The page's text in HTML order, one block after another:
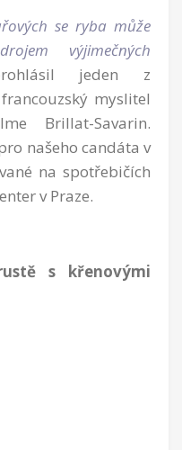
se ryba může
výjimečných
jeden z
myslitel
Brillat-Savarin.
našeho candáta v
na spotřebičích
v Praze.
s křenovými